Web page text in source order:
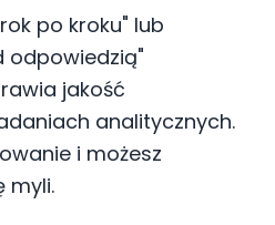
po kroku" lub
odpowiedzią"
jakość
analitycznych.
i możesz
myli.